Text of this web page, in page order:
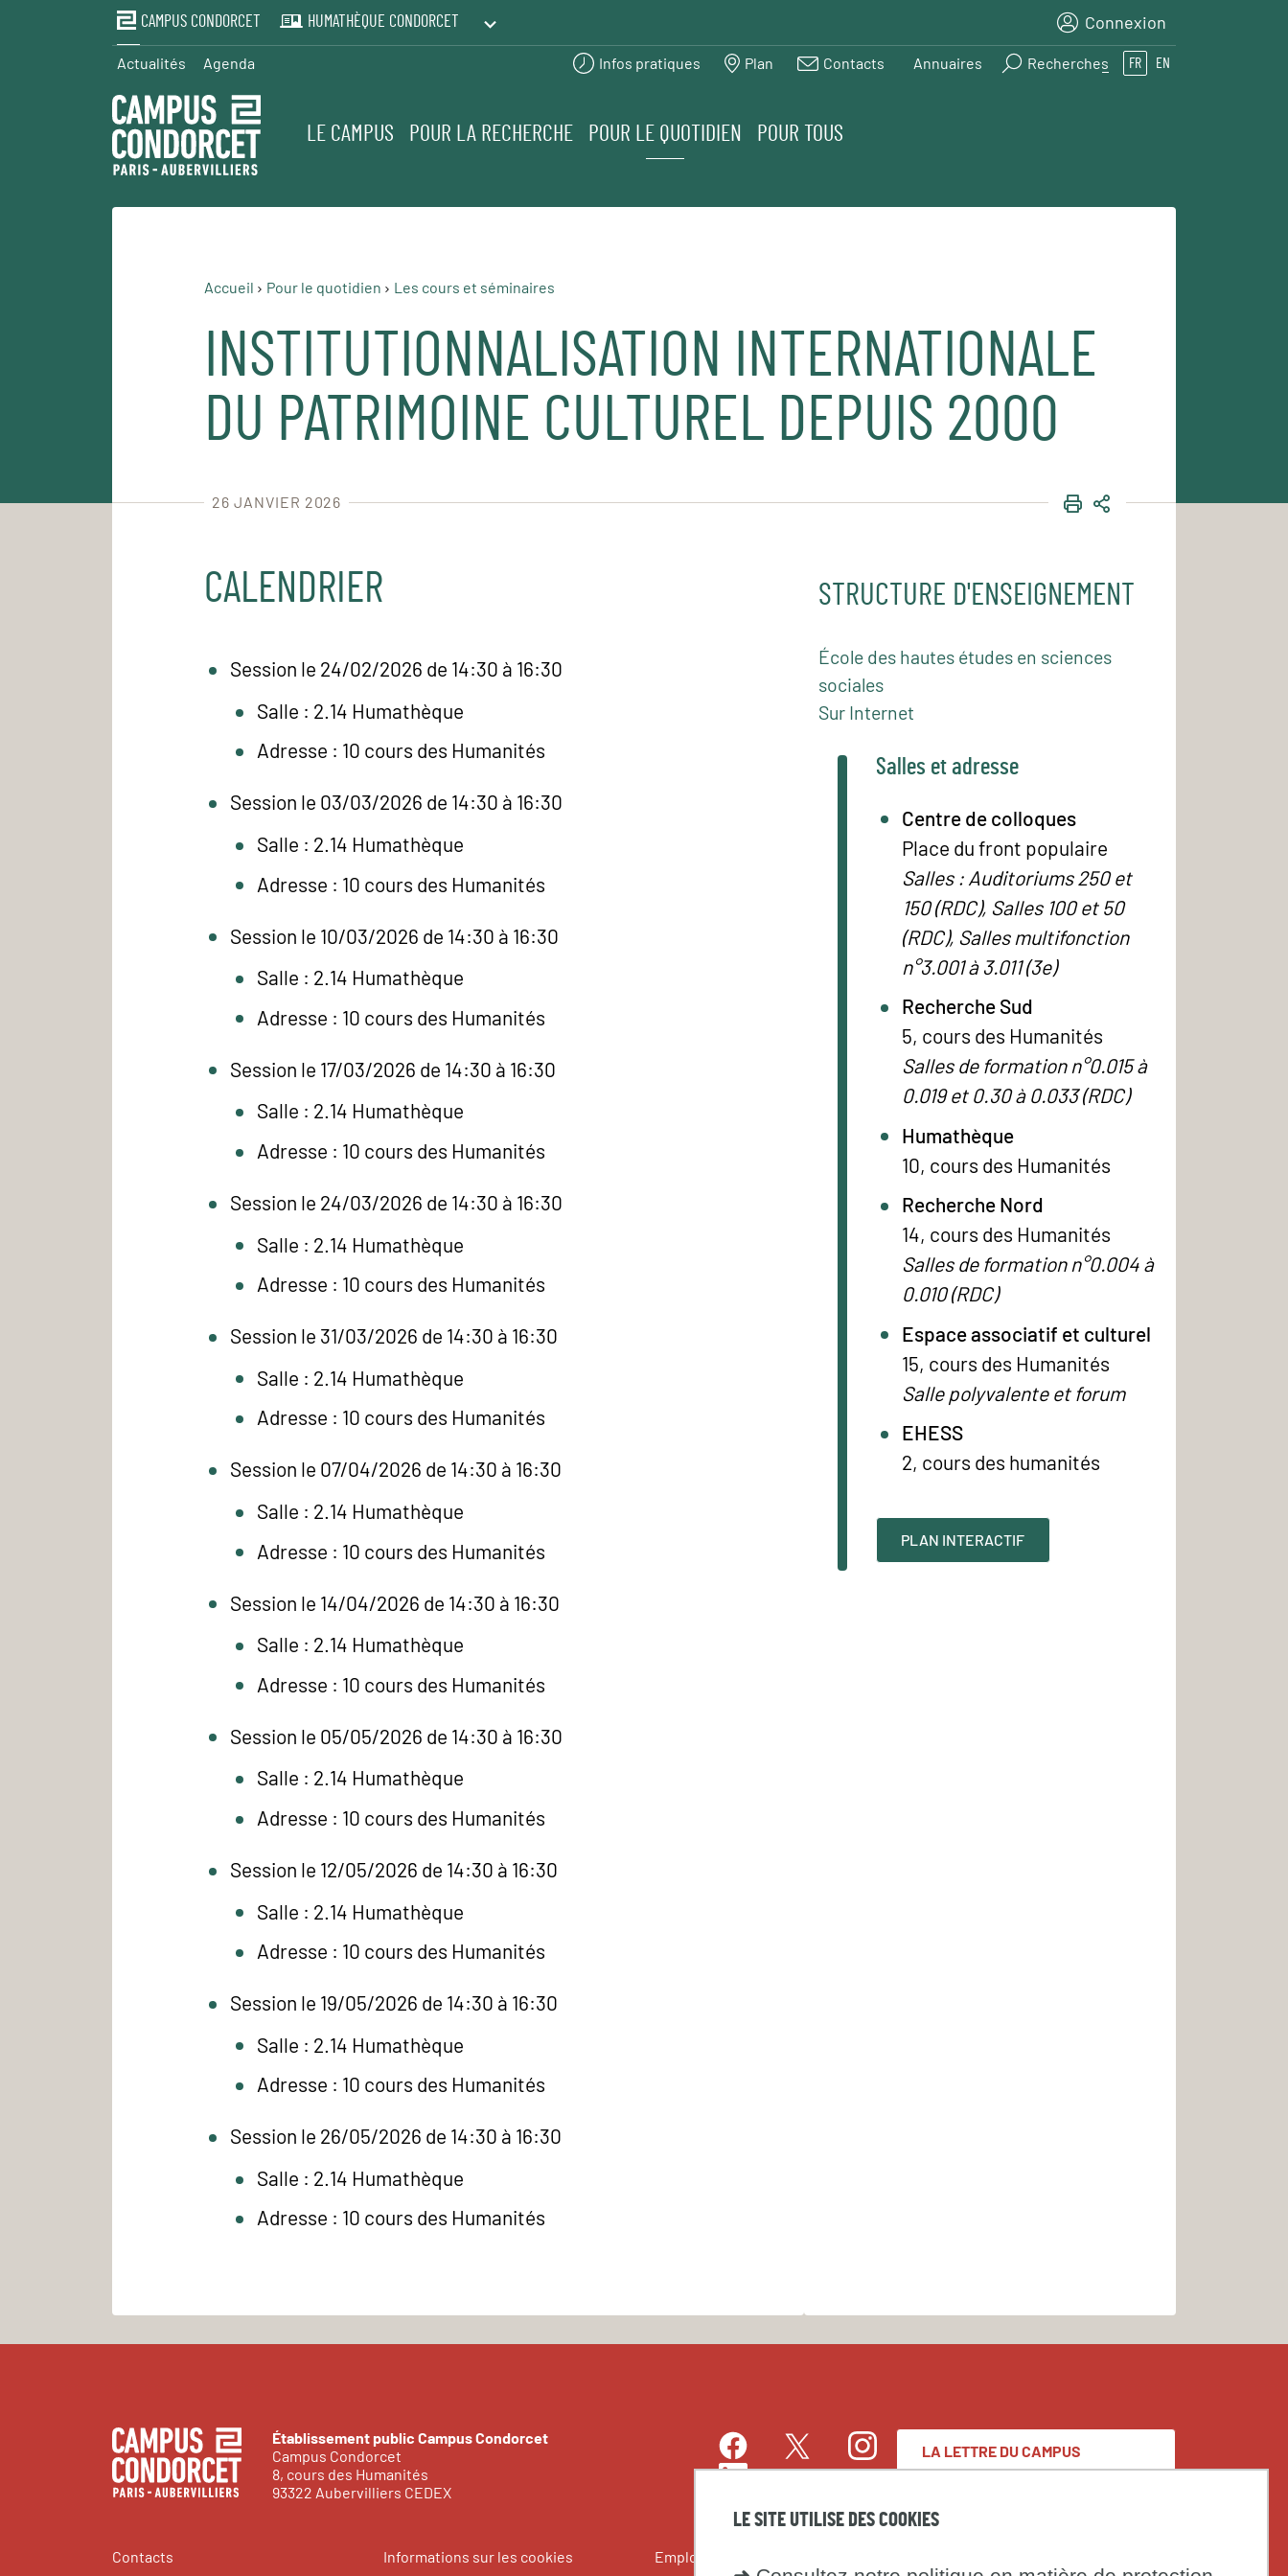
LE SITE UTILISE DES COOKIES
CAMPUS CONDORCET HUMATHÈQUE CONDORCET
PRINTEMPS DES HUMANITÉS
Connexion
Actualités Agenda Infos pratiques Plan Contacts Annuaires Recherches FR EN
LE CAMPUS POUR LA RECHERCHE POUR LE QUOTIDIEN POUR TOUS
Accueil Pour le quotidien Les cours et séminaires
INSTITUTIONNALISATION INTERNATIONALE
DU PATRIMOINE CULTUREL DEPUIS 2000
26 JANVIER 2026 IMPRIMER
PARTAGER
CALENDRIER
Session le 24/02/2026 de 14:30 à 16:30
Salle : 2.14 Humathèque
Adresse : 10 cours des Humanités
Session le 03/03/2026 de 14:30 à 16:30
Salle : 2.14 Humathèque
Adresse : 10 cours des Humanités
Session le 10/03/2026 de 14:30 à 16:30
Salle : 2.14 Humathèque
Adresse : 10 cours des Humanités
Session le 17/03/2026 de 14:30 à 16:30
Salle : 2.14 Humathèque
Adresse : 10 cours des Humanités
Session le 24/03/2026 de 14:30 à 16:30
Salle : 2.14 Humathèque
Adresse : 10 cours des Humanités
Session le 31/03/2026 de 14:30 à 16:30
Salle : 2.14 Humathèque
Adresse : 10 cours des Humanités
Session le 07/04/2026 de 14:30 à 16:30
Salle : 2.14 Humathèque
Adresse : 10 cours des Humanités
Session le 14/04/2026 de 14:30 à 16:30
Salle : 2.14 Humathèque
Adresse : 10 cours des Humanités
Session le 05/05/2026 de 14:30 à 16:30
Salle : 2.14 Humathèque
Adresse : 10 cours des Humanités
Session le 12/05/2026 de 14:30 à 16:30
Salle : 2.14 Humathèque
Adresse : 10 cours des Humanités
Session le 19/05/2026 de 14:30 à 16:30
Salle : 2.14 Humathèque
Adresse : 10 cours des Humanités
Session le 26/05/2026 de 14:30 à 16:30
Salle : 2.14 Humathèque
Adresse : 10 cours des Humanités
STRUCTURE D'ENSEIGNEMENT
École des hautes études en sciences
sociales
Sur Internet
Salles et adresse
Centre de colloques
Place du front populaire
Salles : Auditoriums 250 et
150 (RDC), Salles 100 et 50
(RDC), Salles multifonction
n°3.001 à 3.011 (3e)
Recherche Sud
5, cours des Humanités
Salles de formation n°0.015 à
0.019 et 0.30 à 0.033 (RDC)
Humathèque
10, cours des Humanités
Recherche Nord
14, cours des Humanités
Salles de formation n°0.004 à
0.010 (RDC)
Espace associatif et culturel
15, cours des Humanités
Salle polyvalente et forum
EHESS
2, cours des humanités
PLAN INTERACTIF
Établissement public Campus Condorcet
Campus Condorcet
8, cours des Humanités
93322 Aubervilliers CEDEX
FacebookTwitter
InstagramLA LETTRE DU CAMPUS
CONDORCET
Contacts Informations sur les cookies Emplois et stages